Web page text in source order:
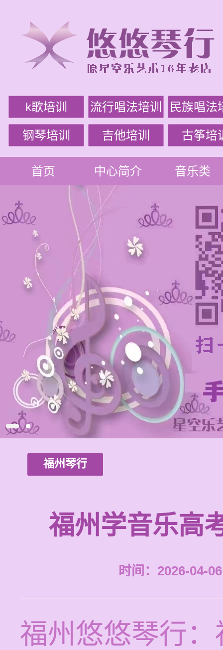
k歌培训 流行唱法培训 民族唱法
钢琴培训 吉他培训 古筝培
首页 中心简介 音乐类
福州琴行
福州学音乐高
时间：2026-04-
福州悠悠琴行